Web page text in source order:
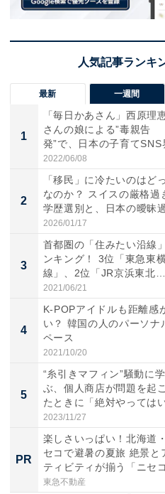
最新 一週間
1
「毎日かあさん」西原理
さんの娘による”毒親告
発”で、日本の子育てSNS
が...
2022/06/08
2
「移民」に冷たいのはど
なのか？ スイスの厳格過
学歴選別と、日本の曖昧
ぎ...
2026/01/17
3
首都圏の「住みたい沿線
ンキング！ 3位「東急東
線」、2位「JR京浜東北
線」...
2021/06/21
4
K-POPアイドルも距離感
い？ 韓国の人のパーソナ
ペース
2021/10/20
5
“糸引きマフィン”騒動に学
ぶ、個人商店が問題を起
たときに「絶対やっては
な...
2023/11/27
PR
楽しさいっぱい！北海道
セコで避暑の夏旅 絶景と
ティビティが揃う「ニセコ
東...
東急不動産